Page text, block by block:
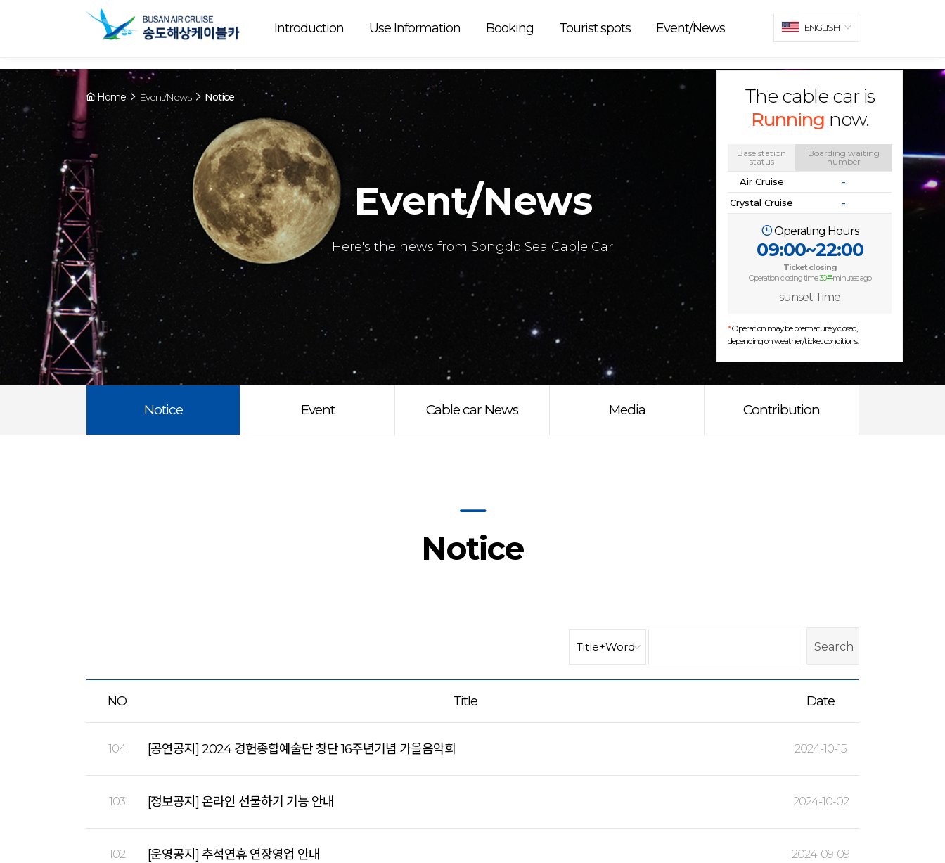
Array ( [0] => YY [1] => 09:00~22:00 [2] => Running [3] => The cable car is
now. [4] => Y [5] => - [6] => - )
The cable car is
Running now.
Base station
status
Boarding waiting
number
Air Cruise
-
Crystal Cruise
-
Operating Hours
09:00~22:00
Ticket closing
Operation closing time30분minutes ago
sunset Time
*Operation may be prematurely closed,
depending on weather/ticket conditions.
Introduction Use Information Booking Tourist spots Event/News ENGLISH
Home Event/News Notice
Event/News
Here's the news from Songdo Sea Cable Car
Notice Event Cable car News Media Contribution
Notice
NO Title Date
104 [공연공지] 2024 경헌종합예술단 창단 16주년기념 가을음악회 2024-10-15
103 [정보공지] 온라인 선물하기 기능 안내 2024-10-02
102 [운영공지] 추석연휴 연장영업 안내 2024-09-09